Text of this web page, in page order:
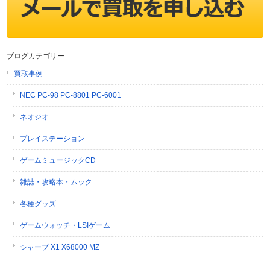
ブログカテゴリー
買取事例
NEC PC-98 PC-8801 PC-6001
ネオジオ
プレイステーション
ゲームミュージックCD
雑誌・攻略本・ムック
各種グッズ
ゲームウォッチ・LSIゲーム
シャープ X1 X68000 MZ